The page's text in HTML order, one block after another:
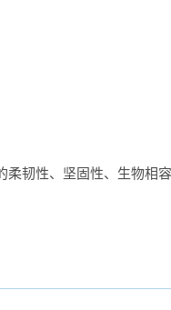
柔韧性、坚固性、生物